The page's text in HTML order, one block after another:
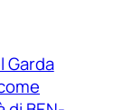
Garda